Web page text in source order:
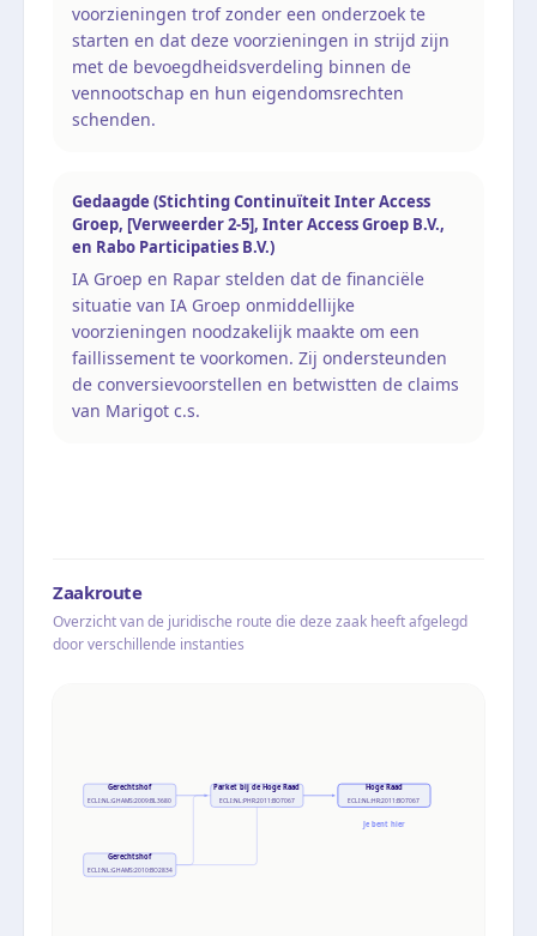
voorzieningen trof zonder een onderzoek te
starten en dat deze voorzieningen in strijd zijn
met de bevoegdheidsverdeling binnen de
vennootschap en hun eigendomsrechten
schenden.
Gedaagde (Stichting Continuïteit Inter Access
Groep, [Verweerder 2-5], Inter Access Groep B.V.,
en Rabo Participaties B.V.)
IA Groep en Rapar stelden dat de financiële
situatie van IA Groep onmiddellijke
voorzieningen noodzakelijk maakte om een
faillissement te voorkomen. Zij ondersteunden
de conversievoorstellen en betwistten de claims
van Marigot c.s.
Zaakroute
Overzicht van de juridische route die deze zaak heeft afgelegd
door verschillende instanties
Gerechtshof
ECLI:NL:GHAMS:2009:BL3680
Gerechtshof
ECLI:NL:GHAMS:2010:BO2834
Parket bij de Hoge Raad
ECLI:NL:PHR:2011:BO7067
Hoge Raad
ECLI:NL:HR:2011:BO7067
Je bent hier